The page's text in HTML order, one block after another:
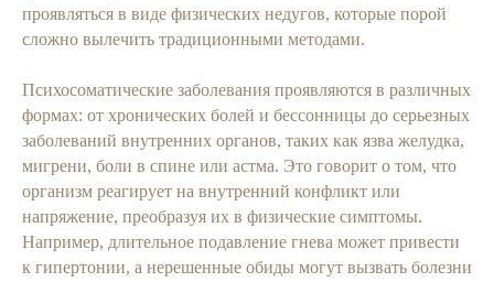
проявляться в виде физических недугов, которые порой
сложно вылечить традиционными методами.
Психосоматические заболевания проявляются в различных
формах: от хронических болей и бессонницы до серьезных
заболеваний внутренних органов, таких как язва желудка,
мигрени, боли в спине или астма. Это говорит о том, что
организм реагирует на внутренний конфликт или
напряжение, преобразуя их в физические симптомы.
Например, длительное подавление гнева может привести
к гипертонии, а нерешенные обиды могут вызвать болезни